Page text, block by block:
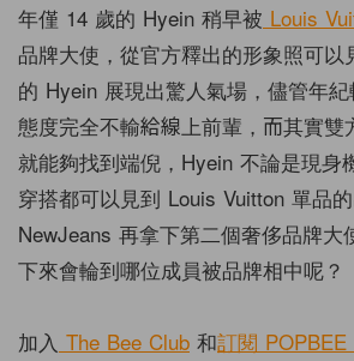
年僅 14 歲的 Hyein 稍早被 Louis
品牌大使，從官方釋出的形象照可以
的 Hyein 展現出驚人氣場，儘管年
態度完全不輸給線上前輩，而其實雙
就能夠找到端倪，Hyein 不論是現身
穿搭都可以見到 Louis Vuitton 單品
NewJeans 再拿下第二個奢侈品牌大
下來會輪到哪位成員被品牌相中呢？
加入 The Bee Club 和訂閱 POPBEE